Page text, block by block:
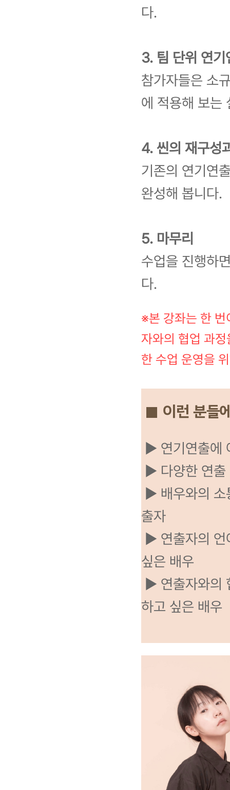
다.
3. 팀 단위 연기
참가자들은 소
에 적용해 보는
4. 씬의 재구성
기존의 연기연
완성해 봅니다.
5. 마무리
수업을 진행하
다.
※본 강좌는 한 번
자와의 협업 과
한 수업 운영을
■ 이런 분들
▶ 연기연출에
▶ 다양한 연출
▶ 배우와의 소
출자
▶ 연출자의 언
싶은 배우
▶ 연출자와의
하고 싶은 배우